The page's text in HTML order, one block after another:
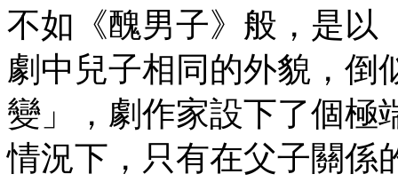
不如《醜男子》般，是以
劇中兒子相同的外貌，倒
變」，劇作家設下了個極
情況下，只有在父子關係